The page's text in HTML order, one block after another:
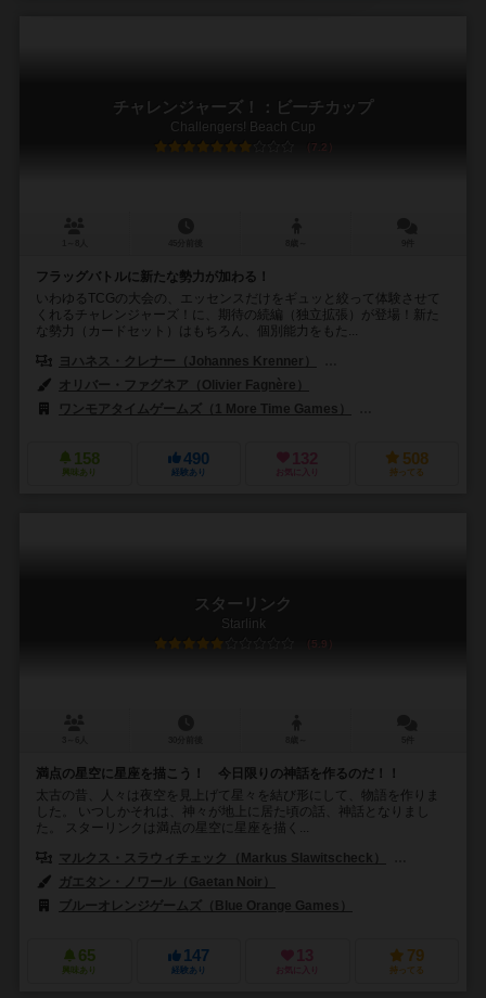
チャレンジャーズ！：ビーチカップ
Challengers! Beach Cup
7.2
フラッグバトルに新たな勢力が加わる！
いわゆるTCGの大会の、エッセンスだけをギュッと絞って体験させて
くれるチャレンジャーズ！に、期待の続編（独立拡張）が登場！新た
な勢力（カードセット）はもちろん、個別能力をもた...
ヨハネス・クレナー（Johannes Krenner）
オリバー・ファグネア（Olivier Fagnère）
ワンモアタイムゲームズ（1 More Time Games）
158
興味あり
490
経験あり
132
お気に入り
508
持ってる
スターリンク
Starlink
5.9
満点の星空に星座を描こう！ 今日限りの神話を作るのだ！！
太古の昔、人々は夜空を見上げて星々を結び形にして、物語を作りま
した。 いつしかそれは、神々が地上に居た頃の話、神話となりまし
た。 スターリンクは満点の星空に星座を描く...
マルクス・スラウィチェック（Markus Slawitscheck）
ガエタン・ノワール（Gaetan Noir）
ブルーオレンジゲームズ（Blue Orange Games）
65
興味あり
147
経験あり
13
お気に入り
79
持ってる